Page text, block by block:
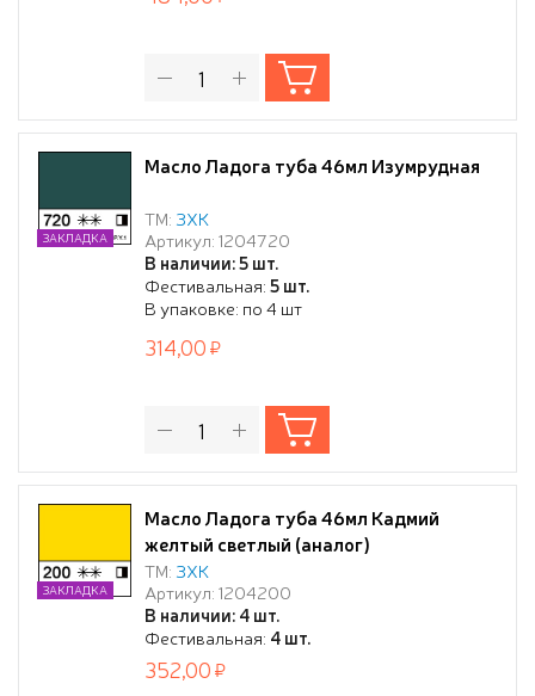
Масло Ладога туба 46мл Изумрудная
ТМ: ЗХК
Артикул: 1204720
В наличии: 5 шт.
Фестивальная:5 шт.
В упаковке: по 4 шт
ЗАКЛАДКА
314,00
Масло Ладога туба 46мл Кадмий
желтый светлый (аналог)
ТМ: ЗХК
Артикул: 1204200
В наличии: 4 шт.
Фестивальная: 4 шт.
ЗАКЛАДКА
352,00